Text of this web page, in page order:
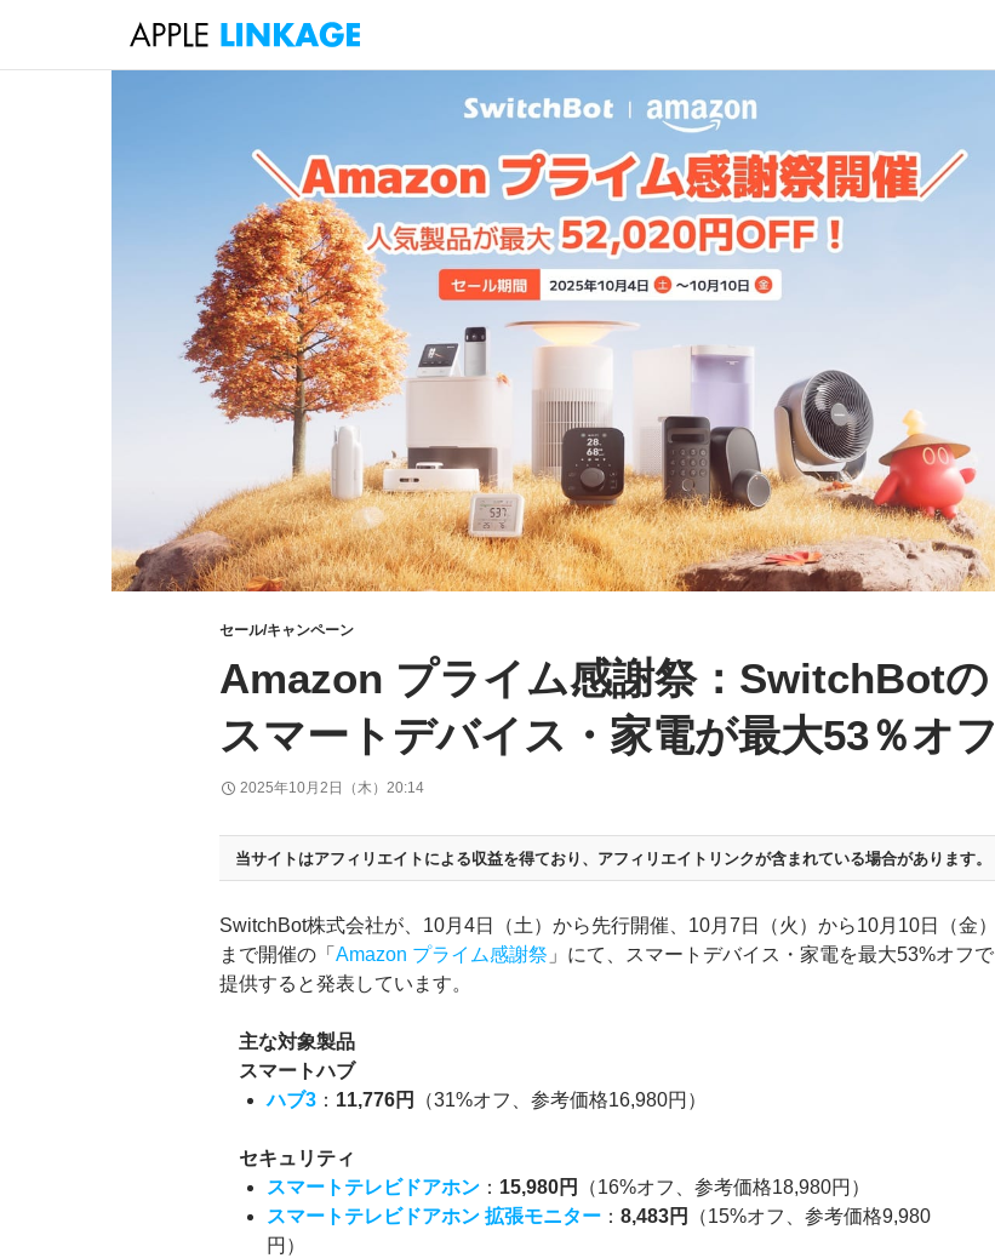
セール/キャンペーン
Amazon プライム感謝祭：SwitchBotの
スマートデバイス・家電が最大53％オフ
2025年10月2日（木）20:14
当サイトはアフィリエイトによる収益を得ており、 アフィリエイトリンクが含まれている場合があります。
SwitchBot株式会社が、10月4日（土）から先行開催、10月7日（火）から10月10日（金）
まで開催の「Amazon プライム感謝祭 」にて、スマートデバイス・家電を最大53%オフで
提供すると発表しています。
主な対象製品
スマートハブ
ハブ3 ： 11,776円 （31%オフ、参考価格16,980円）
セキュリティ
スマートテレビドアホン ： 15,980円
（16%オフ、参考価格18,980円）
スマートテレビドアホン 拡張モニター ：8,483円
（15%オフ、参考価格9,980
円）